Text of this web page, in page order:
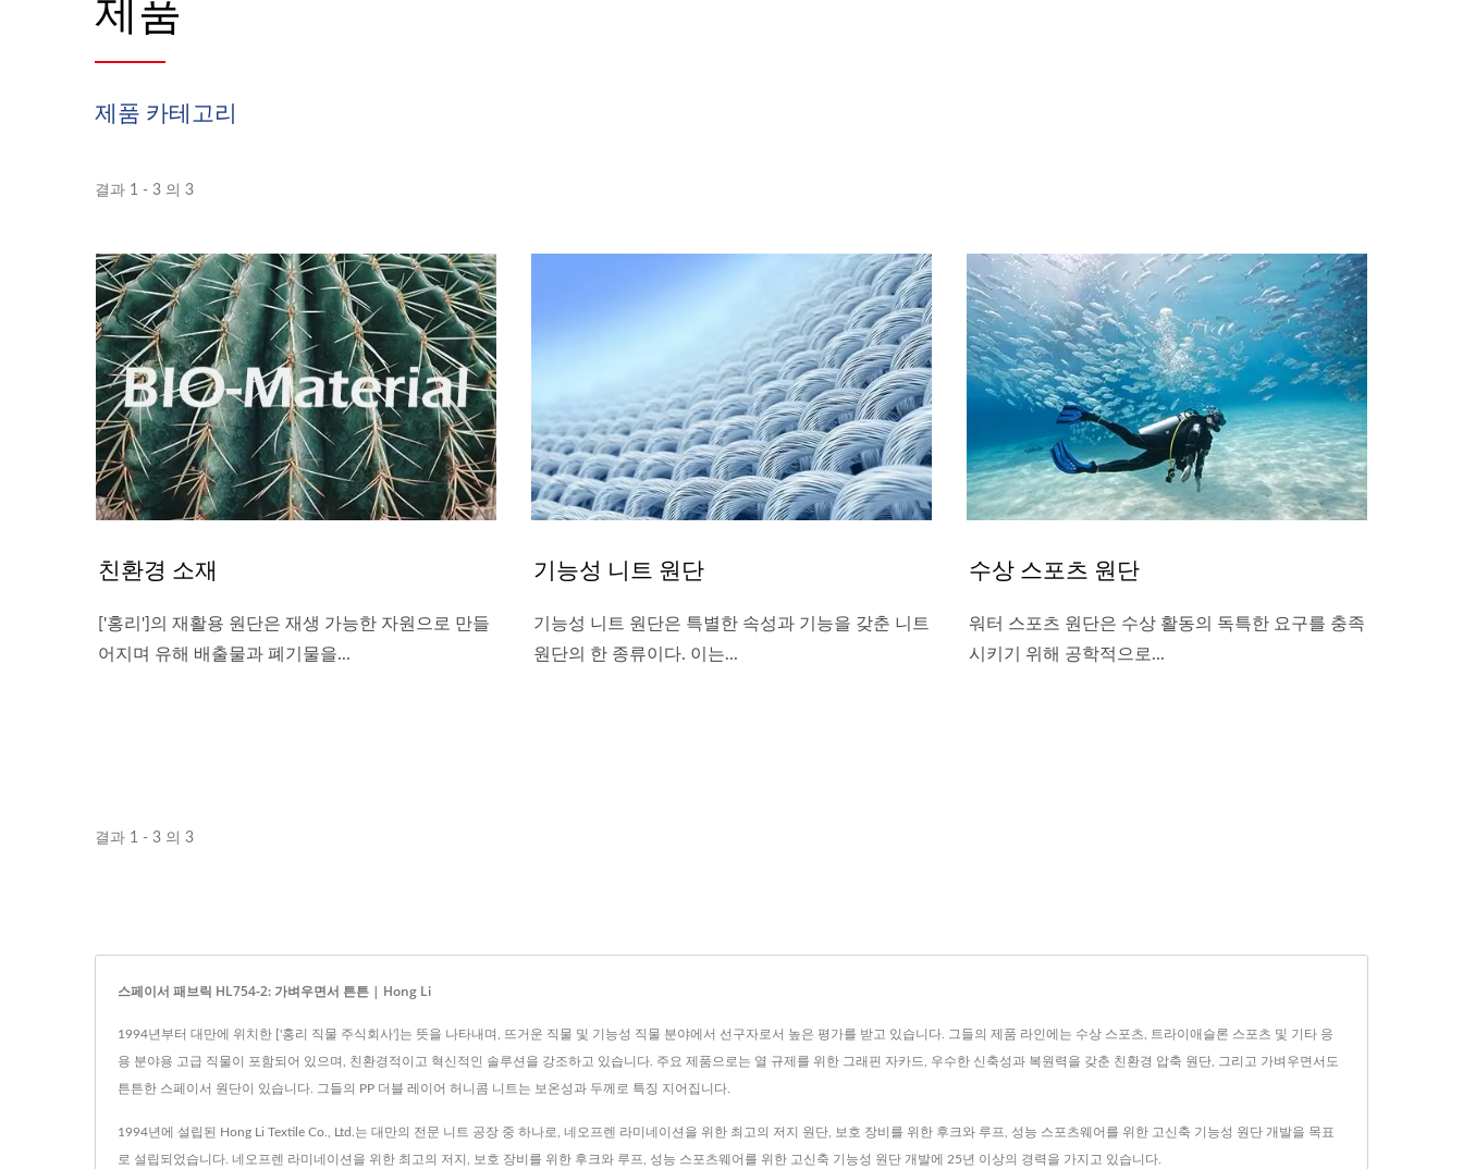
제품 카테고리
결과 1 - 3 의 3
친환경 소재
['홍리']의 재활용 원단은 재생 가능한 자원으로 만들
어지며 유해 배출물과 폐기물을...
기능성 니트 원단
기능성 니트 원단은 특별한 속성과 기능을 갖춘 니트
원단의 한 종류이다. 이는...
수상 스포츠 원단
워터 스포츠 원단은 수상 활동의 독특한 요구를 충족
시키기 위해 공학적으로...
결과 1 - 3 의 3
스페이서 패브릭 HL754-2: 가벼우면서 튼튼 | Hong Li
1994년부터 대만에 위치한 ['홍리 직물 주식회사']는 뜻을 나타내며, 뜨거운 직물 및 기능성 직물 분야에서 선구자로서 높은 평가를 받고 있습니다. 그들의 제품 라인에는 수상 스포츠, 트라이애슬론 스포츠 및 기타 응
용 분야용 고급 직물이 포함되어 있으며, 친환경적이고 혁신적인 솔루션을 강조하고 있습니다. 주요 제품으로는 열 규제를 위한 그래핀 자카드, 우수한 신축성과 복원력을 갖춘 친환경 압축 원단, 그리고 가벼우면서도
튼튼한 스페이서 원단이 있습니다. 그들의 PP 더블 레이어 허니콤 니트는 보온성과 두께로 특징 지어집니다.
1994년에 설립된 Hong Li Textile Co., Ltd.는 대만의 전문 니트 공장 중 하나로, 네오프렌 라미네이션을 위한 최고의 저지 원단, 보호 장비를 위한 후크와 루프, 성능 스포츠웨어를 위한 고신축 기능성 원단 개발을 목표
로 설립되었습니다. 네오프렌 라미네이션을 위한 최고의 저지, 보호 장비를 위한 후크와 루프, 성능 스포츠웨어를 위한 고신축 기능성 원단 개발에 25년 이상의 경력을 가지고 있습니다.